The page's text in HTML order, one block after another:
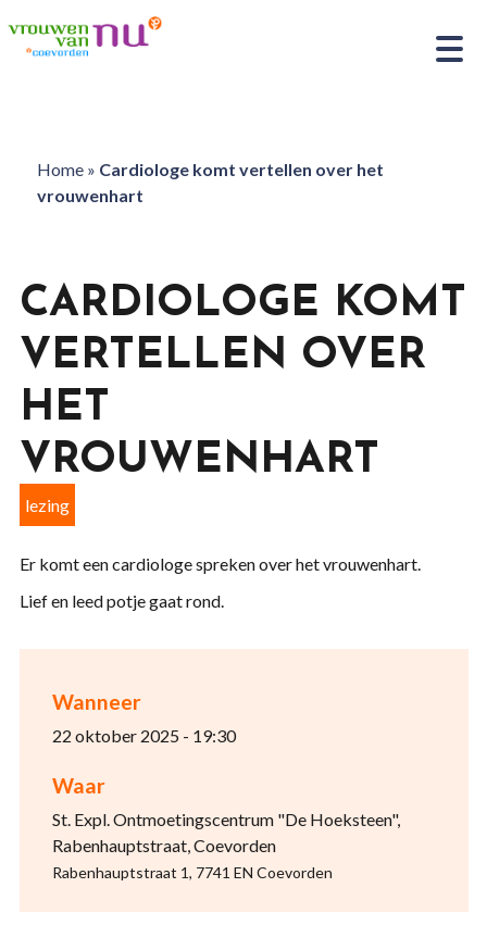
Home» Cardiologe komt vertellen over het
vrouwenhart
Wanneer
22 oktober 2025 - 19:30
Waar
St. Expl. Ontmoetingscentrum "De Hoeksteen",
Rabenhauptstraat, Coevorden
Rabenhauptstraat 1, 7741 EN Coevorden
CARDIOLOGE KOMT
VERTELLEN OVER
HET
VROUWENHART
lezing
Er komt een cardiologe spreken over het vrouwenhart.
Lief en leed potje gaat rond.